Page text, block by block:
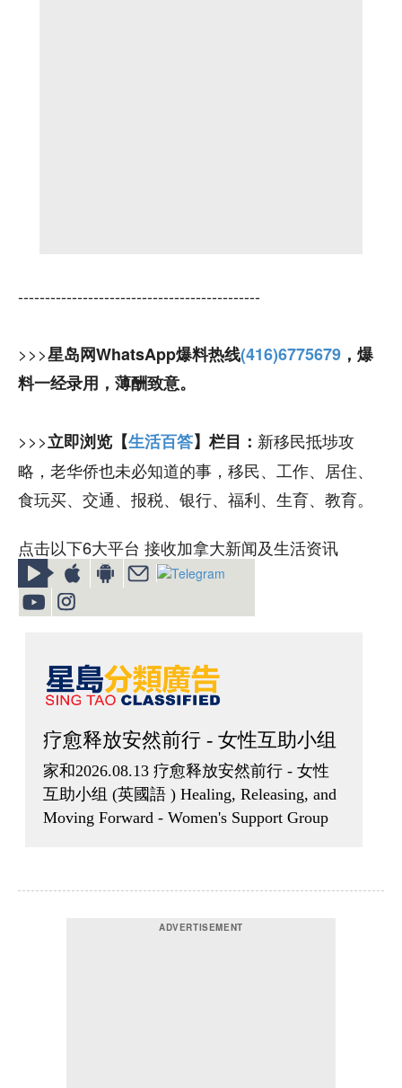
---------------------------------------------
>>>星岛网WhatsApp爆料热线(416)6775679 ，爆
料一经录用，薄酬致意。
>>>立即浏览【生活百答】栏目： 新移民抵埗攻
略，老华侨也未必知道的事，移民、工作、居住、
食玩买、交通、报税、银行、福利、生育、教育。
点击以下6大平台 接收加拿大新闻及生活资讯